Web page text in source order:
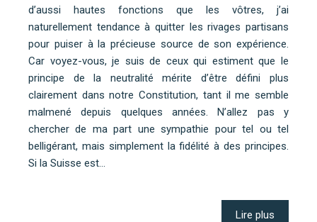
d’aussi hautes fonctions que les vôtres, j’ai
naturellement tendance à quitter les rivages partisans
pour puiser à la précieuse source de son expérience.
Car voyez-vous, je suis de ceux qui estiment que le
principe de la neutralité mérite d’être défini plus
clairement dans notre Constitution, tant il me semble
malmené depuis quelques années. N’allez pas y
chercher de ma part une sympathie pour tel ou tel
belligérant, mais simplement la fidélité à des principes.
Si la Suisse est…
Lire plus